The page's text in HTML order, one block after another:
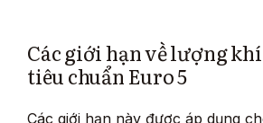
Các giới hạn về lượng
tiêu chuẩn Euro 5
Các giới hạn này được áp dụng